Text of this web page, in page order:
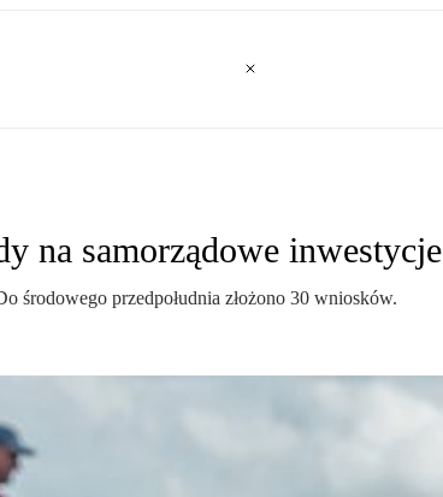
na samorządowe inwestycje
środowego przedpołudnia złożono 30 wniosków.